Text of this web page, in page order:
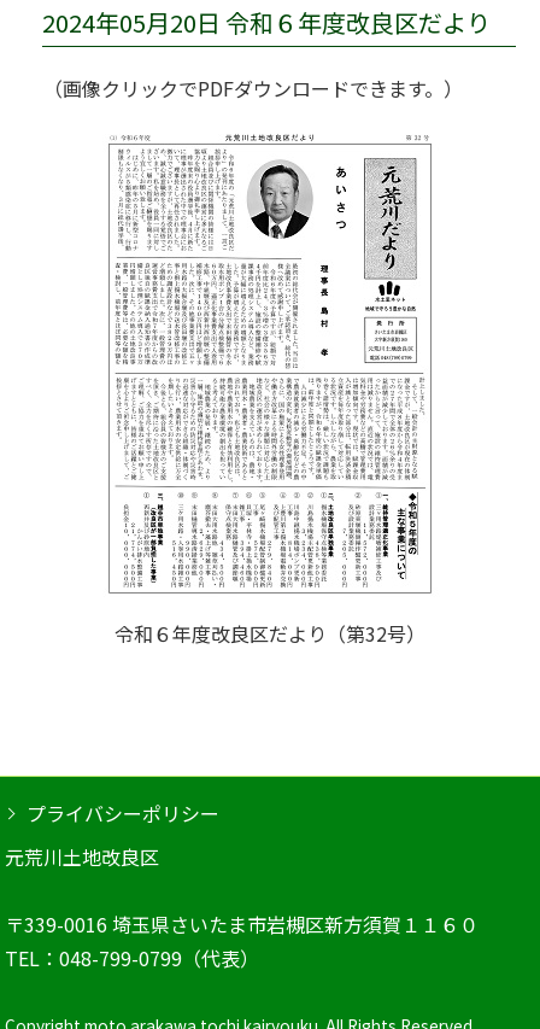
2024年05月20日 令和６年度改良区だより
（画像クリックでPDFダウンロードできます。）
令和６年度改良区だより（第32号）
プライバシーポリシー
元荒川土地改良区
〒339-0016 埼玉県さいたま市岩槻区新方須賀１１６０
TEL：048-799-0799（代表）